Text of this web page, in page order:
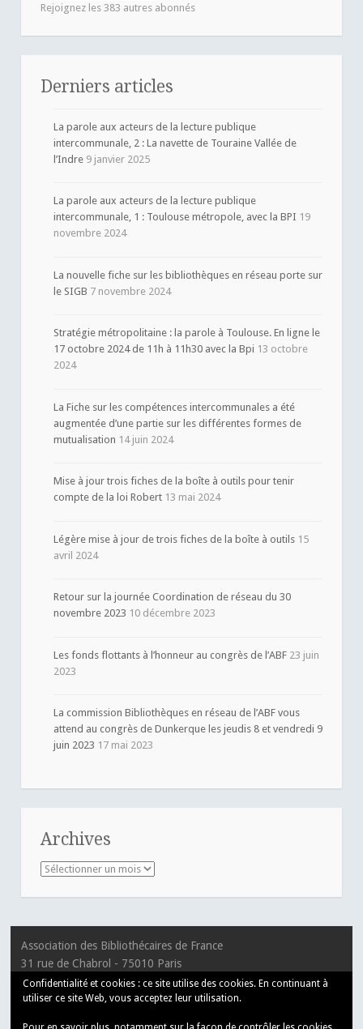
Rejoignez les 383 autres abonnés
Derniers articles
La parole aux acteurs de la lecture publique
intercommunale, 2 : La navette de Touraine Vallée de
l’Indre 9 janvier 2025
La parole aux acteurs de la lecture publique
intercommunale, 1 : Toulouse métropole, avec la BPI 19
novembre 2024
La nouvelle fiche sur les bibliothèques en réseau porte sur
le SIGB 7 novembre 2024
Stratégie métropolitaine : la parole à Toulouse. En ligne le
17 octobre 2024 de 11h à 11h30 avec la Bpi 13 octobre
2024
La Fiche sur les compétences intercommunales a été
augmentée d’une partie sur les différentes formes de
mutualisation 14 juin 2024
Mise à jour trois fiches de la boîte à outils pour tenir
compte de la loi Robert 13 mai 2024
Légère mise à jour de trois fiches de la boîte à outils 15
avril 2024
Retour sur la journée Coordination de réseau du 30
novembre 2023 10 décembre 2023
Les fonds flottants à l’honneur au congrès de l’ABF 23 juin
2023
La commission Bibliothèques en réseau de l’ABF vous
attend au congrès de Dunkerque les jeudis 8 et vendredi 9
juin 2023 17 mai 2023
Archives
Archives
Association des Bibliothécaires de France
31 rue de Chabrol - 75010 Paris
T 01 55 33 10 30
Confidentialité et cookies : ce site utilise des cookies. En continuant à
utiliser ce site Web, vous acceptez leur utilisation.